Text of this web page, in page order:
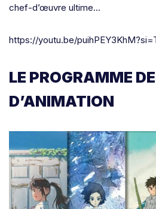
chef-d’œuvre ultime…
https://youtu.be/
LE PROGRAMME
D’ANIMATION